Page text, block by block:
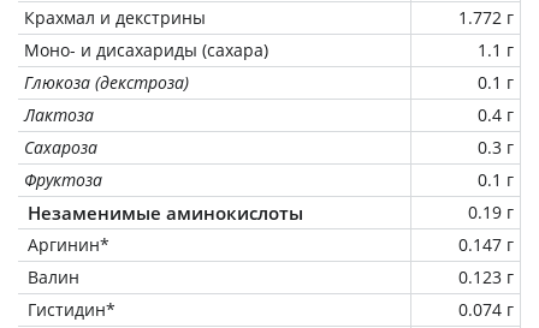
Крахмал и декстрины
1.772 г
Моно- и дисахариды (сахара)
1.1 г
Глюкоза (декстроза)
0.1 г
Лактоза
0.4 г
Сахароза
0.3 г
Фруктоза
0.1 г
Незаменимые аминокислоты
0.19 г
Аргинин*
0.147 г
Валин
0.123 г
Гистидин*
0.074 г